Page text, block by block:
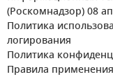
(Роскомнадзор) 08
Политика
логирования
Политика
Правила